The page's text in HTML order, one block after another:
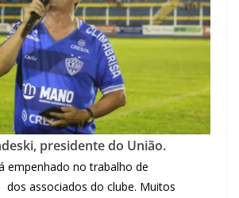
presidente do União.
empenhado no trabalho de
associados do clube. Muitos